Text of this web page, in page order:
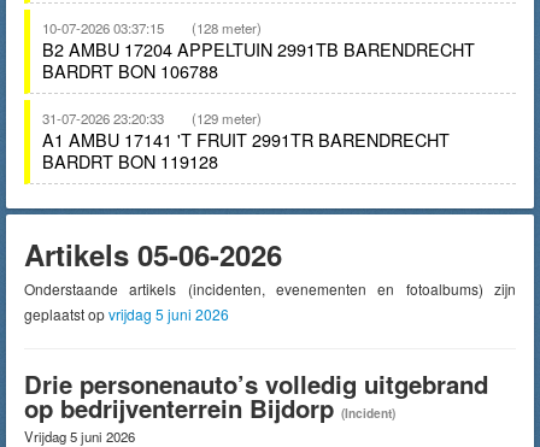
10-07-2026 03:37:15 (128 meter)
B2 AMBU 17204 APPELTUIN 2991TB BARENDRECHT
BARDRT BON 106788
31-07-2026 23:20:33 (129 meter)
A1 AMBU 17141 'T FRUIT 2991TR BARENDRECHT
BARDRT BON 119128
Artikels 05-06-2026
Onderstaande artikels (incidenten, evenementen en fotoalbums) zijn
geplaatst opvrijdag 5 juni 2026
Drie personenauto’s volledig uitgebrand
op bedrijventerrein Bijdorp (Incident)
Vrijdag 5 juni 2026